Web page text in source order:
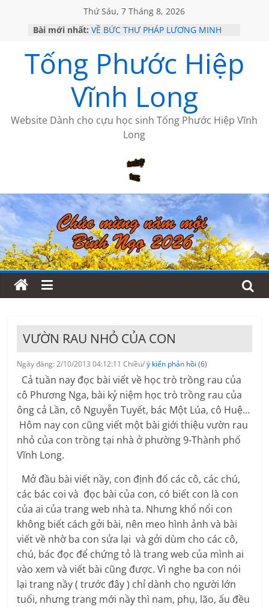
Thứ Sáu, 7 Tháng 8, 2026
Bài mới nhất: VỀ BỨC THƯ PHÁP LƯƠNG MINH
HỌC SỬ HỒI XƯA
MỘT ĐỜI ĐI QUA NHỮNG TRANG
SÁCH
BẤT CHỢT CỦA CHÂU LỆ DUNG
CÀ PHÊ NGẮM NÚI
Tống Phước Hiệp
Vĩnh Long
Website Dành cho cựu học sinh Tống Phước Hiệp Vĩnh
Long
VƯỜN RAU NHỎ CỦA CON
Ngày đăng: 2/10/2013 04:12:11 Chiều/ý kiến phản hồi (6)
Cả tuần nay đọc bài viết về học trò trồng rau của
cô Phương Nga, bài kỷ niệm học trò trồng rau của
ông cả Lần, cô Nguyễn Tuyết, bác Một Lúa, cô Huệ…
Hôm nay con cũng viết một bài giới thiệu vườn rau
nhỏ của con trồng tại nhà ở phường 9-Thành phố
Vĩnh Long.
Mở đầu bài viết nầy, con định đố các cô, các chú,
các bác coi và đọc bài của con, có biết con là con
của ai của trang web nhà ta. Nhưng khổ nổi con
không biết cách gởi bài, nên meo hình ảnh và bài
viết về nhờ ba con sửa lại và gởi dùm cho các cô,
chú, bác đọc để chứng tỏ là trang web của mình ai
vào xem và viết bài cũng được. Vì nghe ba con nói
lại trang nầy ( trước đây ) chỉ dành cho người lớn
tuổi, nhưng trang mới nầy thì nam, phụ, lão, ấu đều